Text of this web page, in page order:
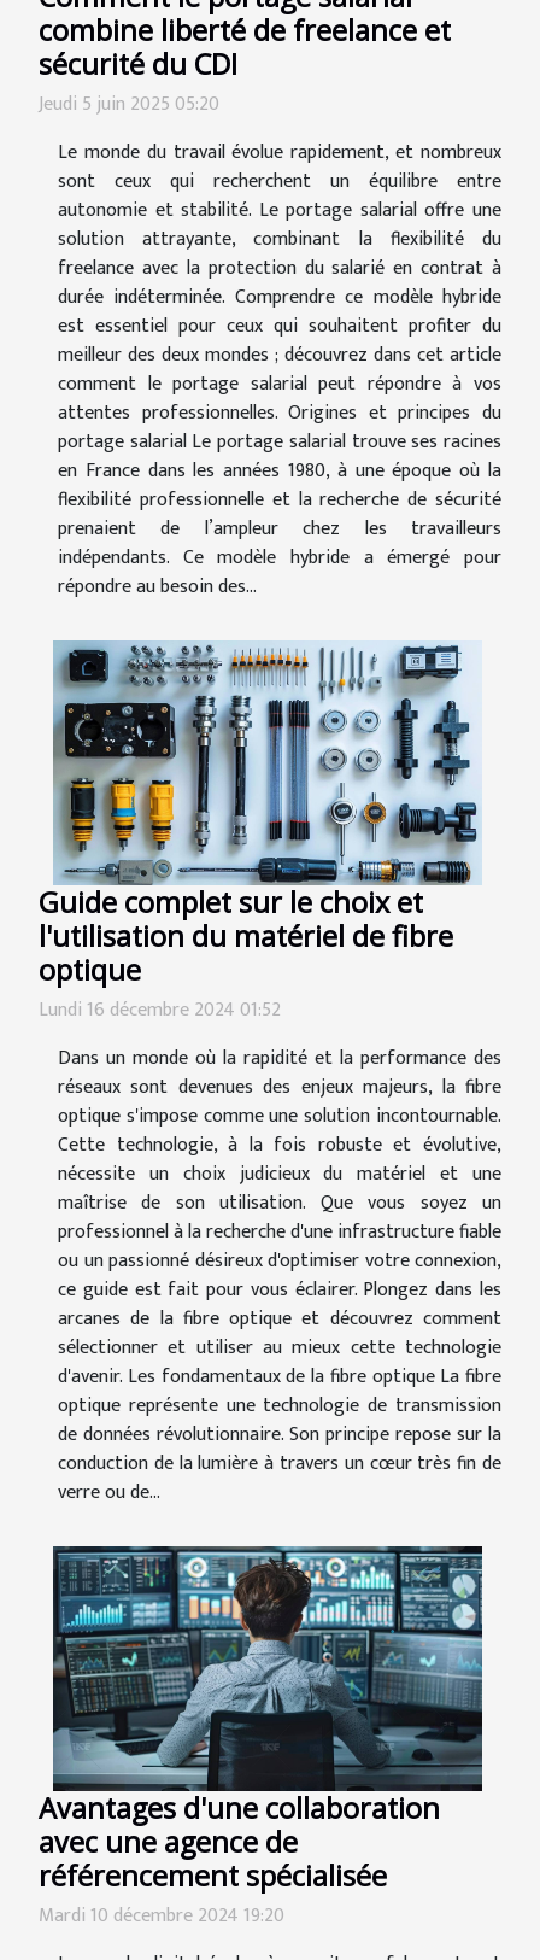
combine liberté de freelance et
sécurité du CDI
Jeudi 5 juin 2025 05:20
Le monde du travail évolue rapidement, et nombreux
sont ceux qui recherchent un équilibre entre
autonomie et stabilité. Le portage salarial offre une
solution attrayante, combinant la flexibilité du
freelance avec la protection du salarié en contrat à
durée indéterminée. Comprendre ce modèle hybride
est essentiel pour ceux qui souhaitent profiter du
meilleur des deux mondes ; découvrez dans cet article
comment le portage salarial peut répondre à vos
attentes professionnelles. Origines et principes du
portage salarial Le portage salarial trouve ses racines
en France dans les années 1980, à une époque où la
flexibilité professionnelle et la recherche de sécurité
prenaient de l’ampleur chez les travailleurs
indépendants. Ce modèle hybride a émergé pour
répondre au besoin des...
Guide complet sur le choix et
l'utilisation du matériel de fibre
optique
Lundi 16 décembre 2024 01:52
Dans un monde où la rapidité et la performance des
réseaux sont devenues des enjeux majeurs, la fibre
optique s'impose comme une solution incontournable.
Cette technologie, à la fois robuste et évolutive,
nécessite un choix judicieux du matériel et une
maîtrise de son utilisation. Que vous soyez un
professionnel à la recherche d'une infrastructure fiable
ou un passionné désireux d'optimiser votre connexion,
ce guide est fait pour vous éclairer. Plongez dans les
arcanes de la fibre optique et découvrez comment
sélectionner et utiliser au mieux cette technologie
d'avenir. Les fondamentaux de la fibre optique La fibre
optique représente une technologie de transmission
de données révolutionnaire. Son principe repose sur la
conduction de la lumière à travers un cœur très fin de
verre ou de...
Avantages d'une collaboration
avec une agence de
référencement spécialisée
Mardi 10 décembre 2024 19:20